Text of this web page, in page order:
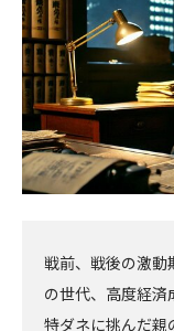
戦前、戦後の激動
の世代、高度経済
特ダネに挑んだ親